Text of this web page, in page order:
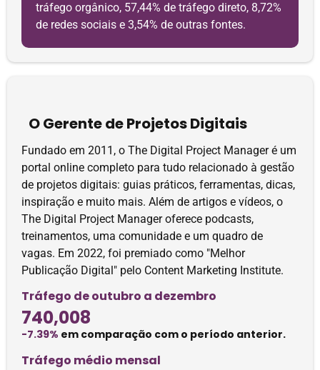
tráfego orgânico, 57,44% de tráfego direto, 8,72%
de redes sociais e 3,54% de outras fontes.
O Gerente de Projetos Digitais
Fundado em 2011, o The Digital Project Manager é um
portal online completo para tudo relacionado à gestão
de projetos digitais: guias práticos, ferramentas, dicas,
inspiração e muito mais. Além de artigos e vídeos, o
The Digital Project Manager oferece podcasts,
treinamentos, uma comunidade e um quadro de
vagas. Em 2022, foi premiado como "Melhor
Publicação Digital" pelo Content Marketing Institute.
Tráfego de outubro a dezembro
740,008
-7.39% em comparação com o período anterior.
Tráfego médio mensal